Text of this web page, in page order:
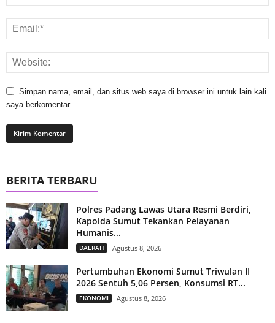
Simpan nama, email, dan situs web saya di browser ini untuk lain kali
saya berkomentar.
BERITA TERBARU
Polres Padang Lawas Utara Resmi Berdiri,
Kapolda Sumut Tekankan Pelayanan
Humanis...
DAERAH Agustus 8, 2026
Pertumbuhan Ekonomi Sumut Triwulan II
2026 Sentuh 5,06 Persen, Konsumsi RT...
EKONOMI Agustus 8, 2026